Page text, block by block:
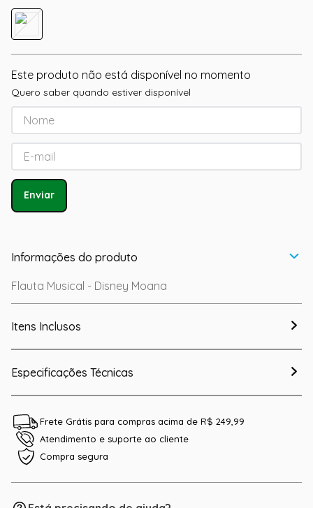
Este produto não está disponível no momento
Quero saber quando estiver disponível
Enviar
Informações do produto
Flauta Musical - Disney Moana
Itens Inclusos
Especificações Técnicas
Frete Grátis para compras acima de R$ 249,99
Atendimento e suporte ao cliente
Compra segura